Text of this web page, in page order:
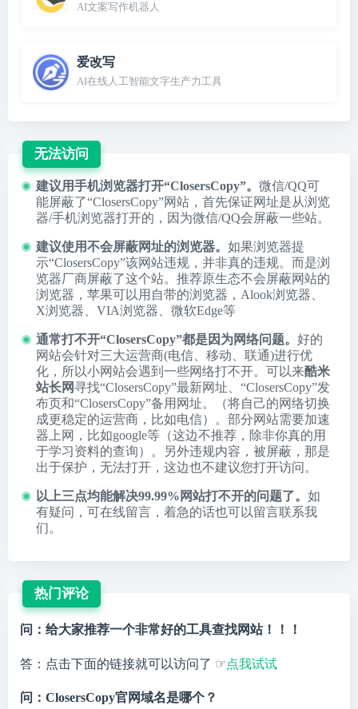
AI文案写作机器人
爱改写
AI在线人工智能文字生产力工具
无法访问
建议用手机浏览器打开“ClosersCopy”。 微信/QQ可
能屏蔽了“ClosersCopy”网站，首先保证网址是从浏览
器/手机浏览器打开的，因为微信/QQ会屏蔽一些站。
建议使用不会屏蔽网址的浏览器。 如果浏览器提
示“ClosersCopy”该网站违规，并非真的违规。而是浏
览器厂商屏蔽了这个站。推荐原生态不会屏蔽网站的
浏览器，苹果可以用自带的浏览器， Alook浏览器
X浏览器
VIA浏览器 微软Edge等
通常打不开“ClosersCopy”都是因为网络问题。 好的
网站会针对三大运营商(电信、移动、联通)进行优
化，所以小网站会遇到一些网络打不开。可以来酷米
站长网寻找“ClosersCopy”最新网址、“ClosersCopy”发
布页和“ClosersCopy”备用网址。（将自己的网络切换
成更稳定的运营商，比如电信）。部分网站需要加速
器上网，比如google等（这边不推荐，除非你真的用
于学习资料的查询）。另外违规内容，被屏蔽，那是
出于保护，无法打开，这边也不建议您打开访问。
以上三点均能解决99.99%网站打不开的问题了。 如
有疑问，可在线留言，着急的话也可以留言联系我
们。
热门评论
问：给大家推荐一个非常好的工具查找网站！！！
答：点击下面的链接就可以访问了 ☞点我试试
问：ClosersCopy官网域名是哪个？